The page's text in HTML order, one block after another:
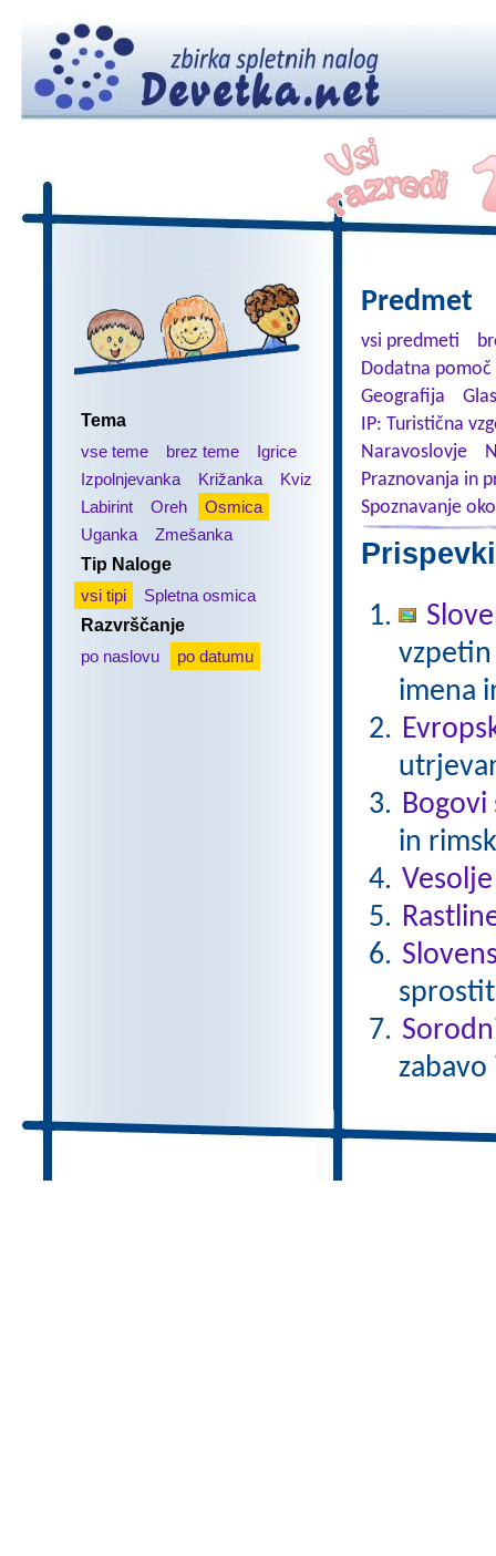
Tema
vse teme
brez teme
Igrice
Izpolnjevanka
Križanka
Kviz
Labirint
Oreh
Osmica
Uganka
Zmešanka
Tip Naloge
vsi tipi
Spletna osmica
Razvrščanje
po naslovu
po datumu
Predmet
vsi predmeti
Dodatna
Geografija
IP: Turistična
Naravoslovje
Praznovanja in
Spoznavanje
vzpetin
imena
in
Vesolje